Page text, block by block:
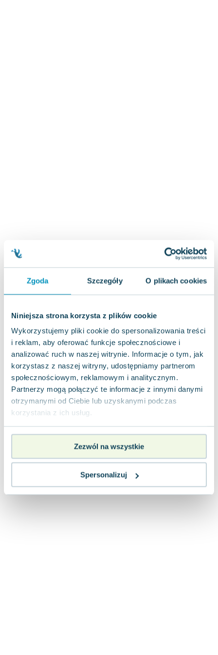
Zgoda Szczegóły O plikach cookies
Niniejsza strona korzysta z plików cookie
Wykorzystujemy pliki cookie do spersonalizowania treści
i reklam, aby oferować funkcje społecznościowe i
analizować ruch w naszej witrynie. Informacje o tym, jak
korzystasz z naszej witryny, udostępniamy partnerom
społecznościowym, reklamowym i analitycznym.
Partnerzy mogą połączyć te informacje z innymi danymi
otrzymanymi od Ciebie lub uzyskanymi podczas
korzystania z ich usług.
Zezwól na wszystkie
Spersonalizuj
Aleksander Puszkin
Małgorzata Ohme
Joanna Racewicz
Maria Seweryn
Janina Zającówna
Eric Helms
Anna Prus (oprac.)
Nela Mała Reporterka
Agnieszka Maciąg
Barbara Wrzesińska
Terry Pratchett
Virginia Woolf
Lucinda Riley